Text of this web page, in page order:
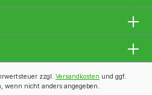
zzgl. Versandkosten und ggf.
wenn nicht anders angegeben.